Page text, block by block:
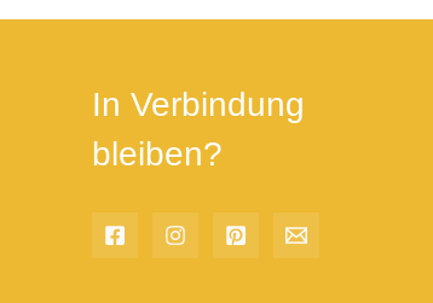
In Verbindung
bleiben?